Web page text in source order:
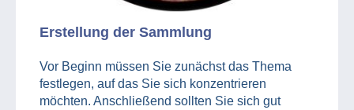
Erstellung der Sammlung
Vor Beginn müssen Sie zunächst das Thema
festlegen, auf das Sie sich konzentrieren
möchten. Anschließend sollten Sie sich gut